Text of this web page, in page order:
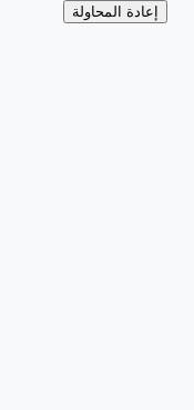
إعادة المحاولة